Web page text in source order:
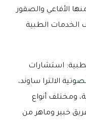
الأفاعي والصقور
الخدمات الطبية
استشارات
الالترا ساوند،
ومختلف أنواع
خبير وماهر من